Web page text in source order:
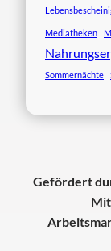
Mediatheken
Sommernächte
Gefördert